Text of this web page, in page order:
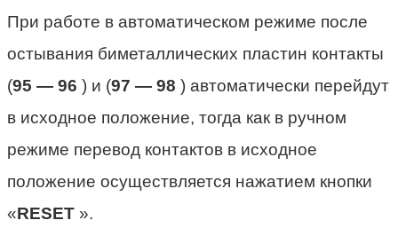
При работе в автоматическом режиме после
остывания биметаллических пластин контакты
(95 — 96 ) и (97 — 98 ) автоматически перейдут
в исходное положение, тогда как в ручном
режиме перевод контактов в исходное
положение осуществляется нажатием кнопки
«RESET ».